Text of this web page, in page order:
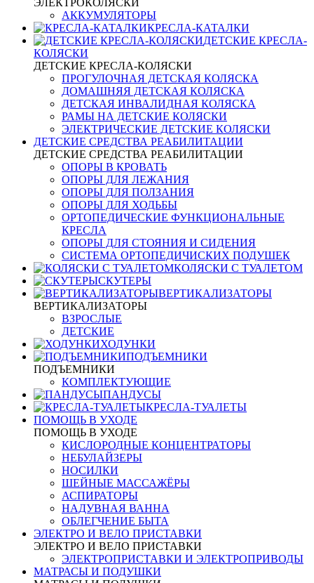
ЭЛЕКТРОКОЛЯСКИ
АККУМУЛЯТОРЫ
КРЕСЛА-КАТАЛКИ
ДЕТСКИЕ КРЕСЛА-
КОЛЯСКИ
ДЕТСКИЕ КРЕСЛА-КОЛЯСКИ
ПРОГУЛОЧНАЯ ДЕТСКАЯ КОЛЯСКА
ДОМАШНЯЯ ДЕТСКАЯ КОЛЯСКА
ДЕТСКАЯ ИНВАЛИДНАЯ КОЛЯСКА
РАМЫ НА ДЕТСКИЕ КОЛЯСКИ
ЭЛЕКТРИЧЕСКИЕ ДЕТСКИЕ КОЛЯСКИ
ДЕТСКИЕ СРЕДСТВА РЕАБИЛИТАЦИИ
ДЕТСКИЕ СРЕДСТВА РЕАБИЛИТАЦИИ
ОПОРЫ В КРОВАТЬ
ОПОРЫ ДЛЯ ЛЕЖАНИЯ
ОПОРЫ ДЛЯ ПОЛЗАНИЯ
ОПОРЫ ДЛЯ ХОДЬБЫ
ОРТОПЕДИЧЕСКИЕ ФУНКЦИОНАЛЬНЫЕ
КРЕСЛА
ОПОРЫ ДЛЯ СТОЯНИЯ И СИДЕНИЯ
СИСТЕМА ОРТОПЕДИЧИСКИХ ПОДУШЕК
КОЛЯСКИ С ТУАЛЕТОМ
СКУТЕРЫ
ВЕРТИКАЛИЗАТОРЫ
ВЕРТИКАЛИЗАТОРЫ
ВЗРОСЛЫЕ
ДЕТСКИЕ
ХОДУНКИ
ПОДЪЕМНИКИ
ПОДЪЕМНИКИ
КОМПЛЕКТУЮЩИЕ
ПАНДУСЫ
КРЕСЛА-ТУАЛЕТЫ
ПОМОЩЬ В УХОДЕ
ПОМОЩЬ В УХОДЕ
КИСЛОРОДНЫЕ КОНЦЕНТРАТОРЫ
НЕБУЛАЙЗЕРЫ
НОСИЛКИ
ШЕЙНЫЕ МАССАЖЁРЫ
АСПИРАТОРЫ
НАДУВНАЯ ВАННА
ОБЛЕГЧЕНИЕ БЫТА
ЭЛЕКТРО И ВЕЛО ПРИСТАВКИ
ЭЛЕКТРО И ВЕЛО ПРИСТАВКИ
ЭЛЕКТРОПРИСТАВКИ И ЭЛЕКТРОПРИВОДЫ
МАТРАСЫ И ПОДУШКИ